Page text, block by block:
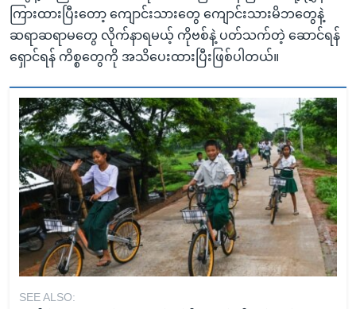
ကြားထားပြီးတော့ ကျောင်းသားတွေ ကျောင်းသားမိဘတွေနဲ့
ဆရာဆရာမတွေ လိုက်နာရမယ့် ကိုဗစ်နဲ့ ပတ်သက်တဲ့ ဆောင်ရန်
ရှောင်ရန် ကိစ္စတွေကို အသိပေးထားပြီးဖြစ်ပါတယ်။
SEE ALSO: